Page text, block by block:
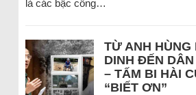
là các bậc công…
TỪ ANH HÙNG
DINH ĐẾN
– TẤM BI HÀI
“BIẾT ƠN”